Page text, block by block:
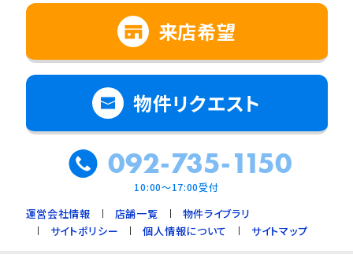
来店希望
物件リクエスト
092-735-1150
10:00～17:00受付
運営会社情報 店舗一覧
物件ライブラリ
サイトポリシー
個人情報について サイトマップ